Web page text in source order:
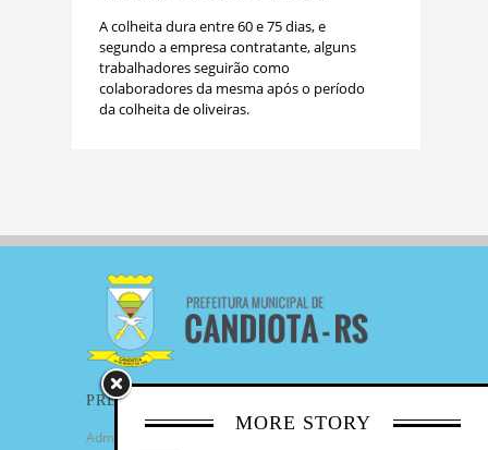
A colheita dura entre 60 e 75 dias, e
segundo a empresa contratante, alguns
trabalhadores seguirão como
colaboradores da mesma após o período
da colheita de oliveiras.
MORE STORY
PREFEITURA
Administração Municipal